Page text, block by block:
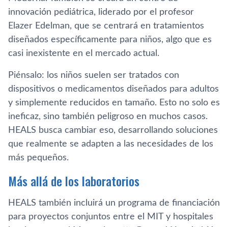
innovación pediátrica, liderado por el profesor
Elazer Edelman, que se centrará en tratamientos
diseñados específicamente para niños, algo que es
casi inexistente en el mercado actual.
Piénsalo: los niños suelen ser tratados con
dispositivos o medicamentos diseñados para adultos
y simplemente reducidos en tamaño. Esto no solo es
ineficaz, sino también peligroso en muchos casos.
HEALS busca cambiar eso, desarrollando soluciones
que realmente se adapten a las necesidades de los
más pequeños.
Más allá de los laboratorios
HEALS también incluirá un programa de financiación
para proyectos conjuntos entre el MIT y hospitales